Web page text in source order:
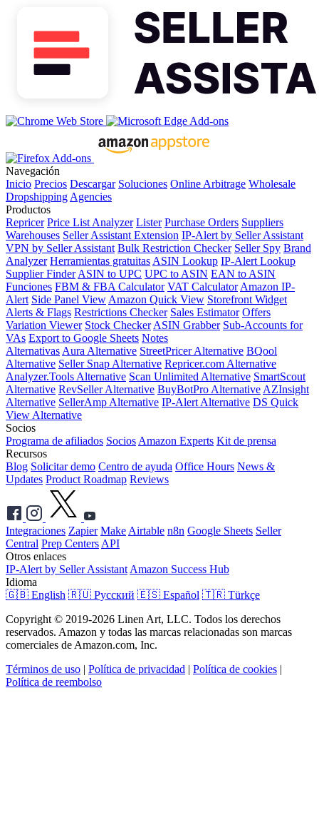
Navegación
Inicio Precios Descargar Soluciones Online Arbitrage Wholesale
Dropshipping Agencies
Productos
Repricer Price List Analyzer Lister Purchase Orders Suppliers
Warehouses Seller Assistant Extension IP-Alert by Seller Assistant
VPN by Seller Assistant Bulk Restriction Checker Seller Spy Brand
Analyzer Herramientas gratuitas ASIN Lookup IP-Alert Lookup
Supplier Finder ASIN to UPC UPC to ASIN EAN to ASIN
Funciones FBM & FBA Calculator VAT Calculator Amazon IP-
Alert Side Panel View Amazon Quick View Storefront Widget
Alerts & Flags Restrictions Checker Sales Estimator Offers
Variation Viewer Stock Checker ASIN Grabber Sub-Accounts for
VAs Export to Google Sheets Notes
Alternativas Aura Alternative StreetPricer Alternative BQool
Alternative Seller Snap Alternative Repricer.com Alternative
Analyzer.Tools Alternative Scan Unlimited Alternative SmartScout
Alternative RevSeller Alternative BuyBotPro Alternative AZInsight
Alternative SellerAmp Alternative IP-Alert Alternative DS Quick
View Alternative
Socios
Programa de afiliados Socios Amazon Experts Kit de prensa
Recursos
Blog Solicitar demo Centro de ayuda Office Hours News &
Updates Product Roadmap Reviews
Integraciones Zapier Make Airtable n8n Google Sheets Seller
Central Prep Centers API
Otros enlaces
IP-Alert by Seller Assistant Amazon Success Hub
Idioma
🇬🇧 English 🇷🇺 Русский 🇪🇸 Español 🇹🇷 Türkçe
Copyright © 2019-2026 Linen Art, LLC. Todos los derechos
reservados. Amazon y todas las marcas relacionadas son marcas
comerciales de Amazon.com, Inc.
Términos de uso | Política de privacidad | Política de cookies |
Política de reembolso